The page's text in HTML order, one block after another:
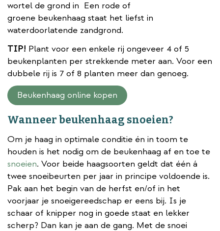
wortel de grond in Een rode of
groene beukenhaag staat het liefst in
waterdoorlatende zandgrond.
TIP! Plant voor een enkele rij ongeveer 4 of 5
beukenplanten per strekkende meter aan. Voor een
dubbele rij is 7 of 8 planten meer dan genoeg.
Beukenhaag online kopen
Wanneer beukenhaag snoeien?
Om je haag in optimale conditie én in toom te
houden is het nodig om de beukenhaag af en toe te
snoeien. Voor beide haagsoorten geldt dat één á
twee snoeibeurten per jaar in principe voldoende is.
Pak aan het begin van de herfst en/of in het
voorjaar je snoeigereedschap er eens bij. Is je
schaar of knipper nog in goede staat en lekker
scherp? Dan kan je aan de gang. Met de snoei